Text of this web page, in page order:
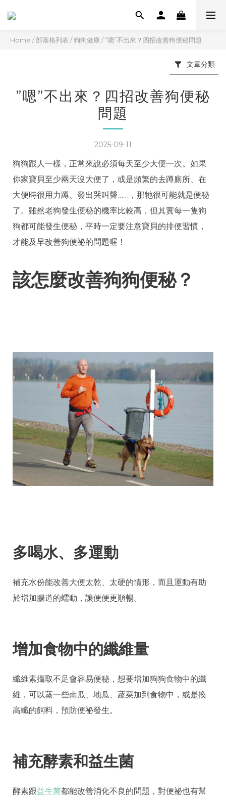
Home /部落格列表 /狗狗健康 /”嗯”不出來？四招改善狗便秘問題
文章分類
”嗯”不出來？四招改善狗便秘
問題
2025-09-11
狗狗跟人一樣，正常來說必須每天至少大便一次。如果
你家寶貝至少兩天沒大便了，或是頻繁的去蹲廁所、在
大便時很用力蹲、發出哭叫聲……，那牠很可能就是便秘
了。雖然老狗發生便秘的機率比較高，但其實每一隻狗
狗都可能發生便秘，平時一定要注意寶貝的排便習慣，
才能及早改善狗便祕的問題喔！
該怎麼改善狗狗便秘？
多喝水、多運動
補充水份能改善大便太乾、太硬的情形，而且運動有助
於增加腸道的蠕動，讓便便更順暢。
增加食物中的纖維量
纖維素攝取不足會容易便秘，想要增加狗狗食物中的纖
維，可以蒸一些南瓜、地瓜、蔬菜加到食物中，或是換
高纖的飼料，預防便祕發生。
補充酵素和益生菌
酵素跟益生菌都能改善消化不良的問題，對便祕也有幫